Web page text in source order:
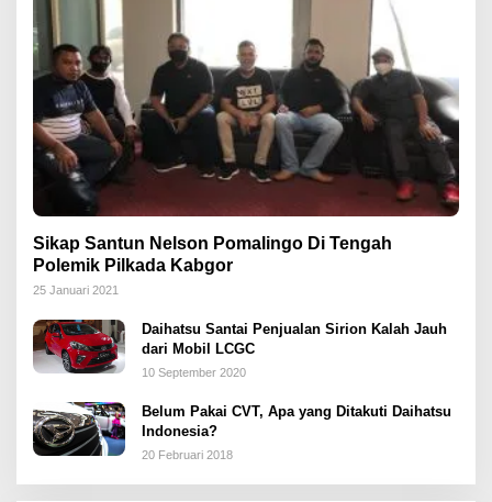
Sikap Santun Nelson Pomalingo Di Tengah
Polemik Pilkada Kabgor
25 Januari 2021
Daihatsu Santai Penjualan Sirion Kalah Jauh
dari Mobil LCGC
10 September 2020
Belum Pakai CVT, Apa yang Ditakuti Daihatsu
Indonesia?
20 Februari 2018